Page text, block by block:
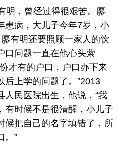
，曾经过得很艰苦。廖
患病，大儿子今年7岁，小
有明还要照顾一家人的饮
口问题一直在他心头萦
才有的户口，户口办下来
后上学的问题了。”2013
民医院出生，他说，“我
有时候不是很清醒，小儿子
候把自己的名字填错了，所
。”